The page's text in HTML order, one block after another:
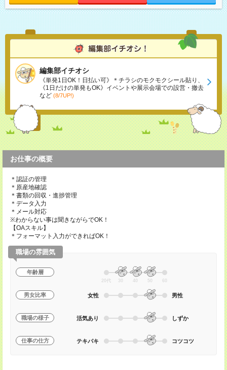
編集部イチオシ
《単発1日OK！日払い可》＊チラシのモクモクシール貼り、
《1日だけの単発もOK》イベントや展示会場での設営・撤去
など (8/7UP!)
お仕事の概要
＊認証の管理
＊原産地確認
＊書類の回収・進捗管理
＊データ入力
＊メール対応
※わからない事は聞きながらでOK！
【OAスキル】
＊フォーマット入力ができればOK！
職場の雰囲気
年齢層
20代 30 40 50 60
男女比率 女性 男性
職場の様子 活気あり しずか
仕事の仕方 テキパキ コツコツ